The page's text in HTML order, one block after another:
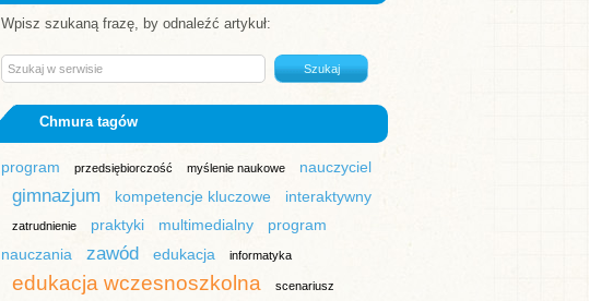
Wpisz szukaną frazę, by odnaleźć artykuł:
Chmura tagów
program przedsiębiorczość myślenie naukowe nauczyciel
gimnazjum kompetencje kluczowe interaktywny
zatrudnienie praktyki multimedialny
program
nauczania
zawód edukacja informatyka
edukacja wczesnoszkolna scenariusz